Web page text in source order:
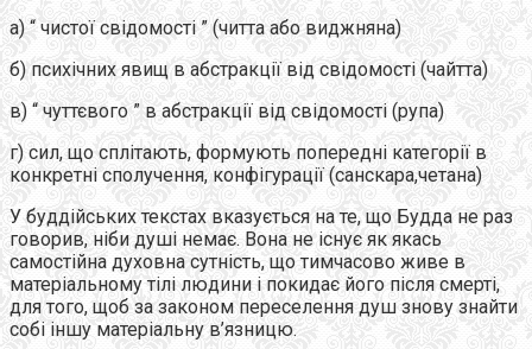
а) “ чистої свідомості ” (читта або виджняна)
б) психічних явищ в абстракції від свідомості (чайтта)
в) “ чуттєвого ” в абстракції від свідомості (рупа)
г) сил, що сплітають, формують попередні категорії в
конкретні сполучення, конфігурації (санскара,четана)
У буддійських текстах вказується на те, що Будда не раз
говорив, ніби душі немає. Вона не існує як якась
самостійна духовна сутність, що тимчасово живе в
матеріальному тілі людини і покидає його після смерті,
для того, щоб за законом переселення душ знову знайти
собі іншу матеріальну в’язницю.